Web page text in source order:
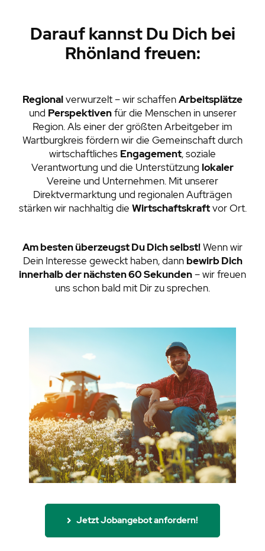
Darauf kannst Du Dich bei
Rhönland freuen:
Regionalverwurzelt – wir schaffenArbeitsplätze
und Perspektivenfür die Menschen in unserer
Region. Als einer der größten Arbeitgeber im
Wartburgkreis fördern wir die Gemeinschaft durch
wirtschaftliches Engagement, soziale
Verantwortung und die Unterstützung lokaler
Vereine und Unternehmen. Mit unserer
Direktvermarktung und regionalen Aufträgen
stärken wir nachhaltig die Wirtschaftskraftvor Ort.
Am besten überzeugst Du Dich selbst!Wenn wir
Dein Interesse geweckt haben, dann bewirb Dich
innerhalb der nächsten 60 Sekunden– wir freuen
uns schon bald mit Dir zu sprechen.
Jetzt Jobangebot anfordern!